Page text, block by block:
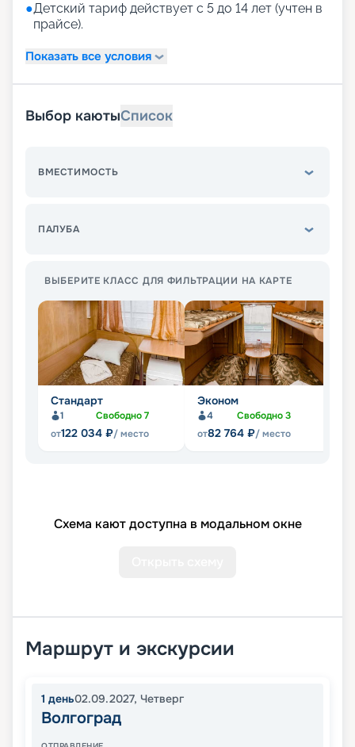
●Детский тариф действует с 5 до 14 лет (учтен в
прайсе).
Показать все условия
Выбор каютыСписок
ВМЕСТИМОСТЬ
ПАЛУБА
ВЫБЕРИТЕ КЛАСС ДЛЯ ФИЛЬТРАЦИИ НА КАРТЕ
Стандарт
1 Свободно7
от122 034 ₽/ место
Эконом
4 Свободно3
от82 764 ₽/ место
Схема кают доступна в модальном окне
Маршрут и экскурсии
1 день02.09.2027, Четверг
Волгоград